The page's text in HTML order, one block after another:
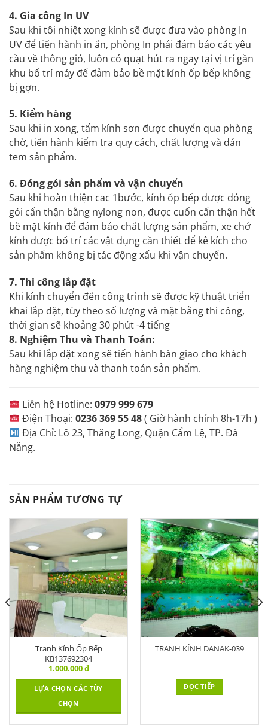
4. Gia công In UV
Sau khi tôi nhiệt xong kính sẽ được đưa vào phòng In
UV để tiến hành in ấn, phòng In phải đảm bảo các yêu
cầu về thông gió, luôn có quạt hút ra ngay tại vị trí gần
khu bố trí máy để đảm bảo bề mặt kính ốp bếp không
bị gợn.
5. Kiểm hàng
Sau khi in xong, tấm kính sơn được chuyển qua phòng
chờ, tiến hành kiểm tra quy cách, chất lượng và dán
tem sản phẩm.
6. Đóng gói sản phẩm và vận chuyển
Sau khi hoàn thiện cac 1bước, kính ốp bếp được đóng
gói cẩn thận bằng nylong non, được cuốn cẩn thận hết
bề mặt kính để đảm bảo chất lượng sản phẩm, xe chở
kính được bố trí các vật dụng cần thiết để kê kích cho
sản phẩm không bị tác động xấu khi vận chuyển.
7. Thi công lắp đặt
Khi kính chuyển đến công trình sẽ được kỹ thuật triển
khai lắp đặt, tùy theo số lượng và mặt bằng thi công,
thời gian sẽ khoảng 30 phút -4 tiếng
8. Nghiệm Thu và Thanh Toán:
Sau khi lắp đặt xong sẽ tiến hành bàn giao cho khách
hàng nghiệm thu và thanh toán sản phẩm.
Liên hệ Hotline: 0979 999 679
Điện Thoại: 0236 369 55 48( Giờ hành chính 8h-17h )
Địa Chỉ: Lô 23, Thăng Long, Quận Cẩm Lệ, TP. Đà
Nẵng.
SẢN PHẨM TƯƠNG TỰ
Tranh Kính Ốp Bếp
KB137692304
1.000.000₫
LỰA CHỌN CÁC TÙY
CHỌN
TRANH KÍNH DANAK-039
ĐỌC TIẾP